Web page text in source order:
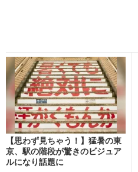
【思わず見ちゃう！】猛暑の東
京、駅の階段が驚きのビジュア
ルになり話題に